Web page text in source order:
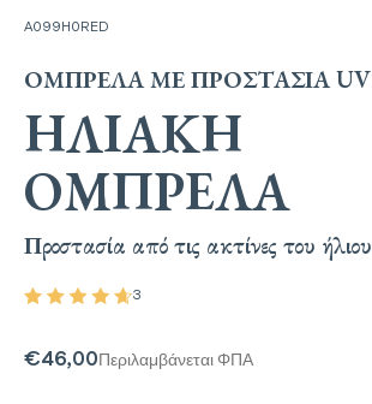
A099H0RED
ΟΜΠΡΈΛΑ ΜΕ ΠΡΟΣΤΑΣΊΑ UV
ΗΛΙΑΚΉ
ΟΜΠΡΈΛΑ
Προστασία από τις ακτίνες του ήλιου
3
€46,00Περιλαμβάνεται ΦΠΑ